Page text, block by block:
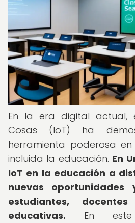
En la era digital actual,
Cosas (IoT) ha
herramienta poderosa en
incluida la educación. En
IoT en la educación a
nuevas
estudiantes,
educativas. En este